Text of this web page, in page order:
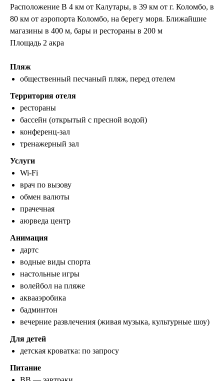
Расположение В 4 км от Калутары, в 39 км от г. Коломбо, в
80 км от аэропорта Коломбо, на берегу моря. Ближайшие
магазины в 400 м, бары и рестораны в 200 м
Площадь 2 акра
Пляж
общественный песчаный пляж, перед отелем
Территория отеля
рестораны
бассейн (открытый с пресной водой)
конференц-зал
тренажерный зал
Услуги
Wi-Fi
врач по вызову
обмен валюты
прачечная
аюрведа центр
Анимация
дартс
водные виды спорта
настольные игры
волейбол на пляже
аквааэробика
бадминтон
вечерние развлечения (живая музыка, культурные шоу)
Для детей
детская кроватка: по запросу
Питание